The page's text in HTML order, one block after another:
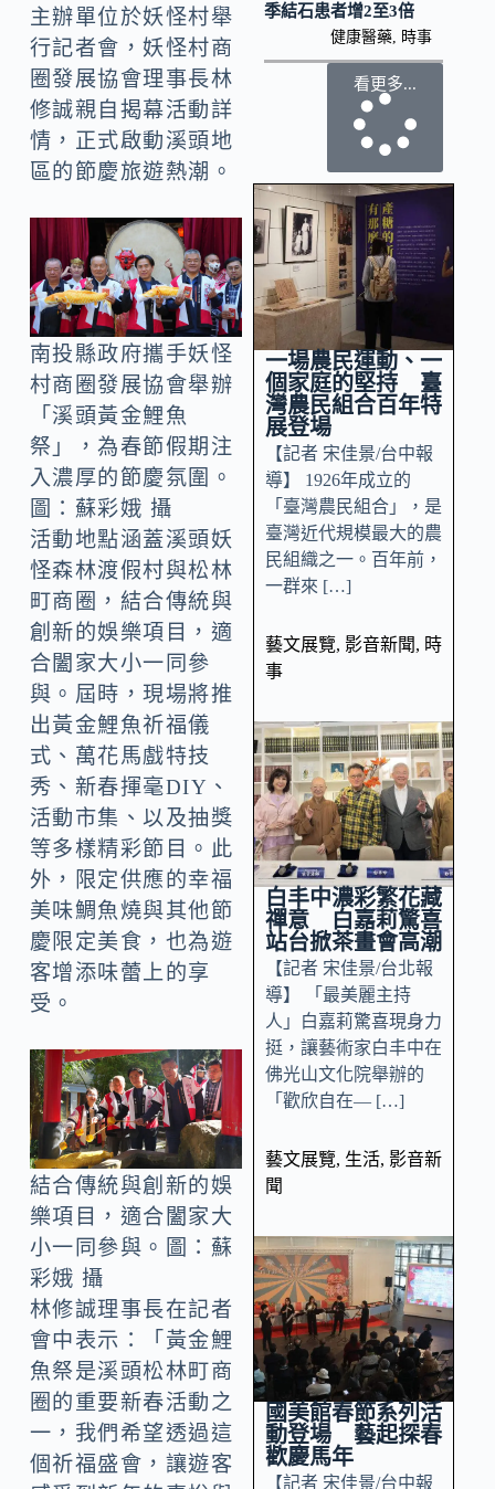
主辦單位於妖怪村舉
行記者會，妖怪村商
圈發展協會理事長林
修誠親自揭幕活動詳
情，正式啟動溪頭地
區的節慶旅遊熱潮。
南投縣政府攜手妖怪
村商圈發展協會舉辦
「溪頭黃金鯉魚
祭」，為春節假期注
入濃厚的節慶氛圍。
圖：蘇彩娥 攝
活動地點涵蓋溪頭妖
怪森林渡假村與松林
町商圈，結合傳統與
創新的娛樂項目，適
合闔家大小一同參
與。屆時，現場將推
出黃金鯉魚祈福儀
式、萬花馬戲特技
秀、新春揮毫DIY、
活動市集、以及抽獎
等多樣精彩節目。此
外，限定供應的幸福
美味鯛魚燒與其他節
慶限定美食，也為遊
客增添味蕾上的享
受。
結合傳統與創新的娛
樂項目，適合闔家大
小一同參與。圖：蘇
彩娥 攝
林修誠理事長在記者
會中表示：「黃金鯉
魚祭是溪頭松林町商
圈的重要新春活動之
一，我們希望透過這
個祈福盛會，讓遊客
季結石患者增2至3倍
健康醫藥 時事
看更多...
一場農民運動、一
個家庭的堅持 臺
灣農民組合百年特
展登場
【記者 宋佳景/台中報
導】 1926年成立的
「臺灣農民組合」，是
臺灣近代規模最大的農
民組織之一。百年前，
一群來 […]
藝文展覽, 影音新聞, 時
事
白丰中濃彩繁花藏
禪意 白嘉莉驚喜
站台掀茶畫會高潮
【記者 宋佳景/台北報
導】 「最美麗主持
人」白嘉莉驚喜現身力
挺，讓藝術家白丰中在
佛光山文化院舉辦的
「歡欣自在— […]
藝文展覽, 生活, 影音新
聞
國美館春節系列活
動登場 藝起探春
歡慶馬年
【記者 宋佳景/台中報